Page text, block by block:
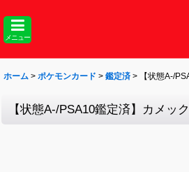
メニュー
ホーム > ポケモンカード > 鑑定済 > 【状態A-/
【状態A-/PSA10鑑定済】カメッ